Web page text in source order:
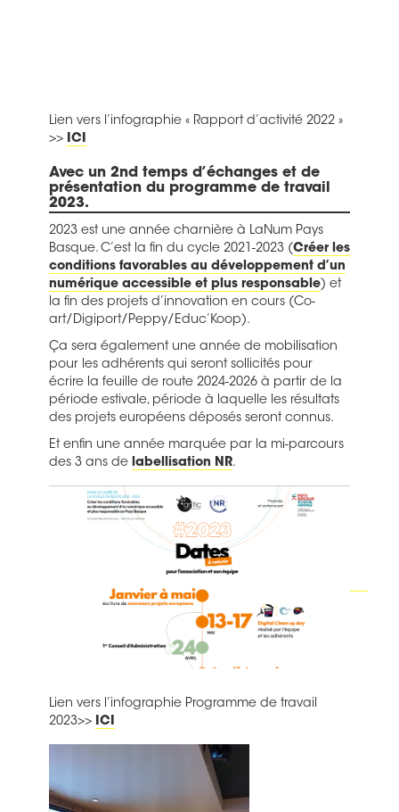
Basque. C’est la fin du cycle 2021-2023 (Créer les
conditions favorables au développement d’un
la fin des projets d’innovation en cours (Co-
art/Digiport/Peppy/Educ’Koop).
écrire la feuille de route 2024-2026 à partir de la
période estivale, période à laquelle les résultats
des projets européens déposés seront connus.
Et enfin une année marquée par la mi-parcours
Lien vers l’infographie Programme de travail
ICI